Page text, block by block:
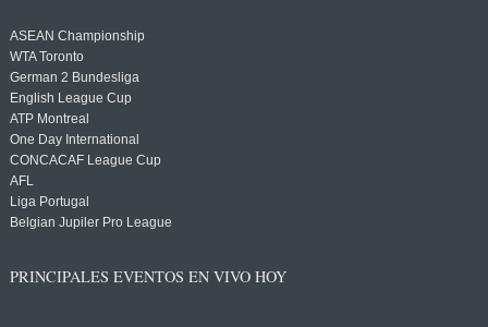
ASEAN Championship
WTA Toronto
German 2 Bundesliga
English League Cup
ATP Montreal
One Day International
CONCACAF League Cup
AFL
Liga Portugal
Belgian Jupiler Pro League
PRINCIPALES EVENTOS EN VIVO HOY